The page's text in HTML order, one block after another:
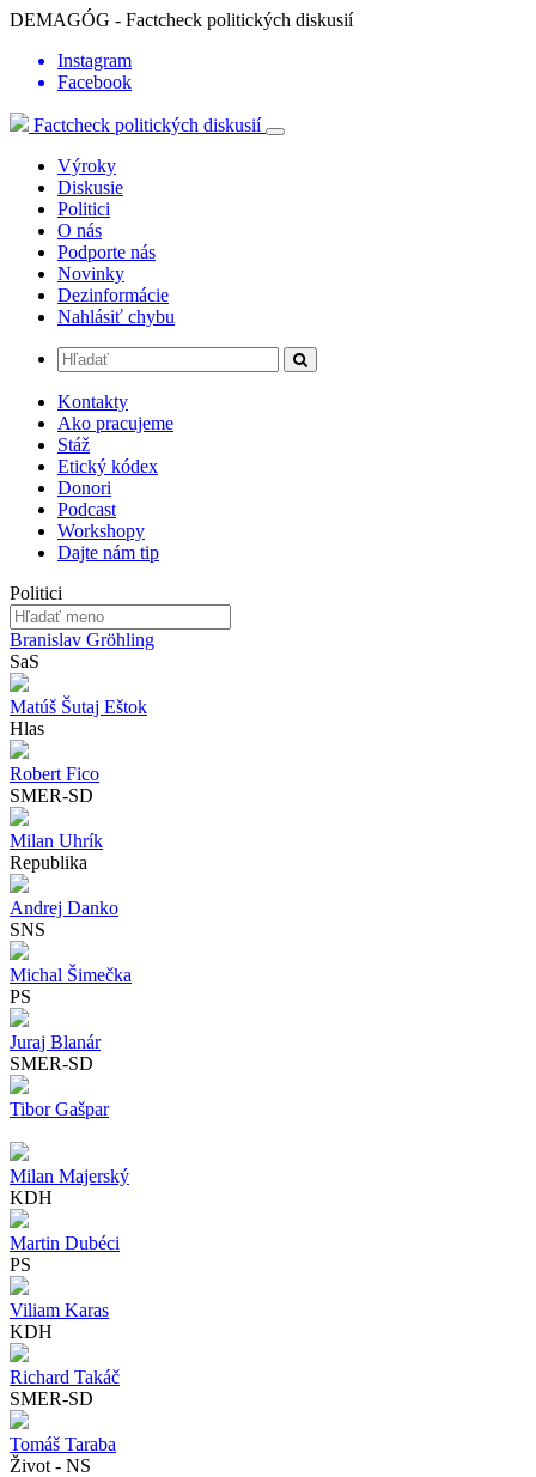
DEMAGÓG - Factcheck politických diskusií
Instagram
Facebook
Factcheck politických diskusií
Výroky
Diskusie
Politici
O nás
Podporte nás
Novinky
Dezinformácie
Nahlásiť chybu
Kontakty
Ako pracujeme
Stáž
Etický kódex
Donori
Podcast
Workshopy
Dajte nám tip
Politici
Branislav Gröhling
SaS
Matúš Šutaj Eštok
Hlas
Robert Fico
SMER-SD
Milan Uhrík
Republika
Andrej Danko
SNS
Michal Šimečka
PS
Juraj Blanár
SMER-SD
Tibor Gašpar
Milan Majerský
KDH
Martin Dubéci
PS
Viliam Karas
KDH
Richard Takáč
SMER-SD
Tomáš Taraba
Život - NS